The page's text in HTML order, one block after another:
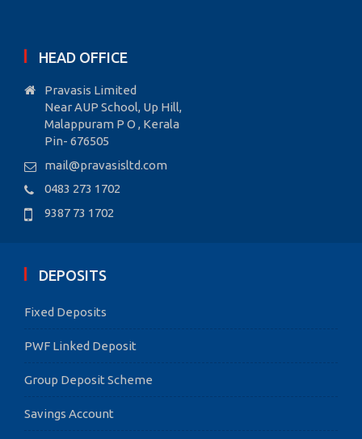
HEAD OFFICE
Pravasis Limited
Near AUP School, Up Hill,
Malappuram P O , Kerala
Pin- 676505
mail@pravasisltd.com
0483 273 1702
9387 73 1702
DEPOSITS
Fixed Deposits
PWF Linked Deposit
Group Deposit Scheme
Savings Account